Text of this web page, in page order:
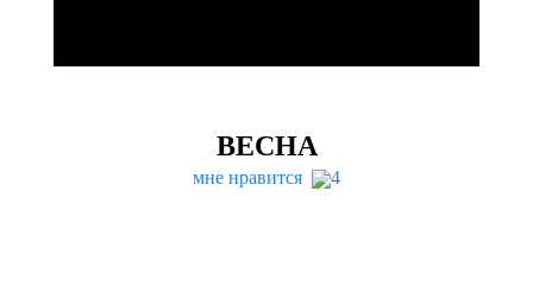
ВЕСНА
мне нравится 4